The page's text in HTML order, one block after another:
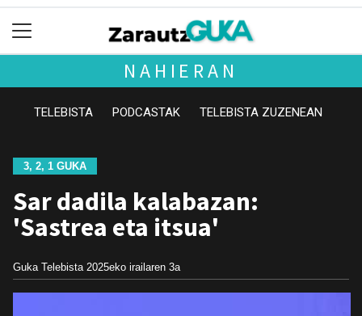
NAHIERAN
TELEBISTA PODCASTAK TELEBISTA ZUZENEAN
3, 2, 1 GUKA
Sar dadila kalabazan:
'Sastrea eta itsua'
Guka Telebista 2025eko irailaren 3a